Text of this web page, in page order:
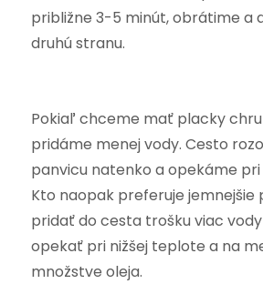
približne 3-5 minút, obrátime a
druhú stranu.
Pokiaľ chceme mať placky
pridáme menej vody. Cesto
panvicu natenko a opekáme
Kto naopak preferuje jemnejšie
pridať do cesta trošku viac
opekať pri nižšej teplote a na
množstve oleja.